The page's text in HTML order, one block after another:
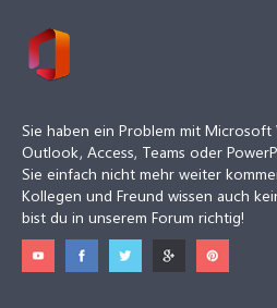
Sie haben ein Problem mit Microsoft
Outlook, Access, Teams oder
Sie einfach nicht mehr weiter
Kollegen und Freund wissen auch
bist du in unserem Forum richtig!